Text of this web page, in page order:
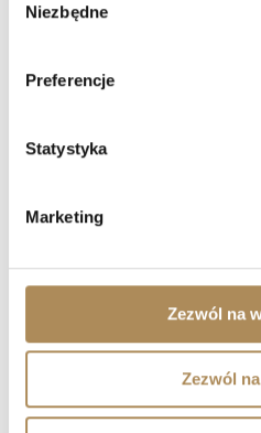
zgody
Niezbędne
Preferencje
Statystyka
Marketing
Zezwól na
Zezwól
Jakie certyfikaty
Czy zegarki z oferty
gwarancją?
Czy zakupy w LUXOS
inwestycyjne?
Czy mogę sprzedać
pośrednictwem LUXOS
Czy LUXOS Arts